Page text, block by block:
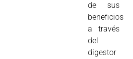
de sus
beneficios
a través
del
digestor